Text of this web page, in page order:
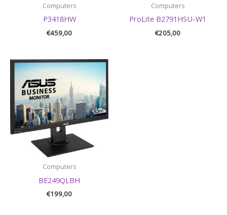
Computers
P3418HW
€459,00
Computers
ProLite B2791HSU-W1
€205,00
Computers
BE249QLBH
€199,00